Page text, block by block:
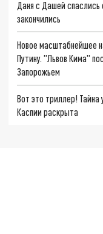
Даня с Дашей
закончились
Новое масштабнейшее
Путину. "Львов Кима"
Запорожьем
Вот это триллер! Тайна
Каспии раскрыта